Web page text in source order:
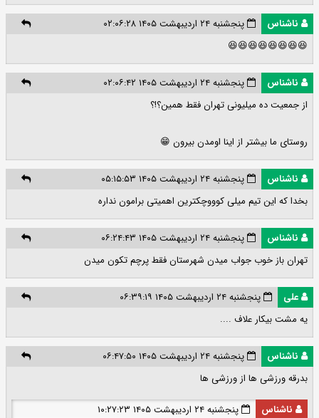
ناشناس
پنجشنبه ۲۴ اردیبهشت ۱۴۰۵ ۰۲:۰۶:۲۸
😆😆😆😆😆😆😆😆
ناشناس
پنجشنبه ۲۴ اردیبهشت ۱۴۰۵ ۰۲:۰۶:۴۲
از جمعیت ده میلیونی تهران فقط همین؟!؟
روستای ما بیشتر از اینا اومدن بیرون 😁
ناشناس
پنجشنبه ۲۴ اردیبهشت ۱۴۰۵ ۰۵:۱۵:۵۳
بخدا که این تیم میلی کوووچکترین اهمیتی برامون نداره
ناشناس
پنجشنبه ۲۴ اردیبهشت ۱۴۰۵ ۰۶:۲۴:۴۳
تهران باز خوب جواب میدن شهرستان فقط پرچم تکون میدن
علی
پنجشنبه ۲۴ اردیبهشت ۱۴۰۵ ۰۶:۳۹:۱۹
یه مشت بیکار علاف ....
ناشناس
پنجشنبه ۲۴ اردیبهشت ۱۴۰۵ ۰۶:۴۷:۵۰
بدرقه ورزشی ها از ورزشی ها
ناشناس
پنجشنبه ۲۴ اردیبهشت ۱۴۰۵ ۱۰:۲۷:۲۳